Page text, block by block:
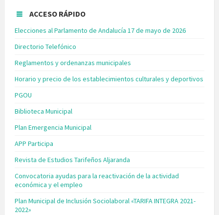
ACCESO RÁPIDO
Elecciones al Parlamento de Andalucía 17 de mayo de 2026
Directorio Telefónico
Reglamentos y ordenanzas municipales
Horario y precio de los establecimientos culturales y deportivos
PGOU
Biblioteca Municipal
Plan Emergencia Municipal
APP Participa
Revista de Estudios Tarifeños Aljaranda
Convocatoria ayudas para la reactivación de la actividad
económica y el empleo
Plan Municipal de Inclusión Sociolaboral «TARIFA INTEGRA 2021-
2022»